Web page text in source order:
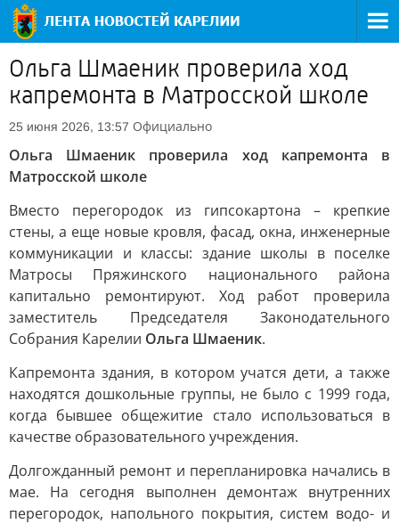
Ольга Шмаеник проверила ход
капремонта в Матросской школе
25 июня 2026, 13:57 Официально
Ольга Шмаеник проверила ход капремонта в
Матросской школе
Вместо перегородок из гипсокартона – крепкие
стены, а еще новые кровля, фасад, окна, инженерные
коммуникации и классы: здание школы в поселке
Матросы Пряжинского национального района
капитально ремонтируют. Ход работ проверила
заместитель Председателя Законодательного
Собрания Карелии Ольга Шмаеник.
Капремонта здания, в котором учатся дети, а также
находятся дошкольные группы, не было с 1999 года,
когда бывшее общежитие стало использоваться в
качестве образовательного учреждения.
Долгожданный ремонт и перепланировка начались в
мае. На сегодня выполнен демонтаж внутренних
перегородок, напольного покрытия, систем водо- и